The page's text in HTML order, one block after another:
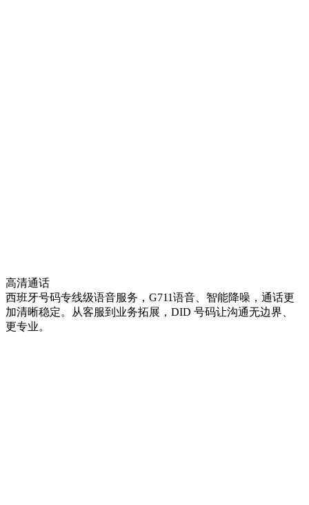
高清通话
西班牙号码专线级语音服务，G711语音、智能降噪，通话更
加清晰稳定。从客服到业务拓展，DID 号码让沟通无边界、
更专业。